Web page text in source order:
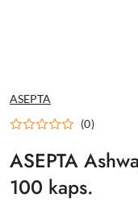
NAZWA
PRODUCENTA:
ASEPTA
(0)
ASEPTA
100 kaps.